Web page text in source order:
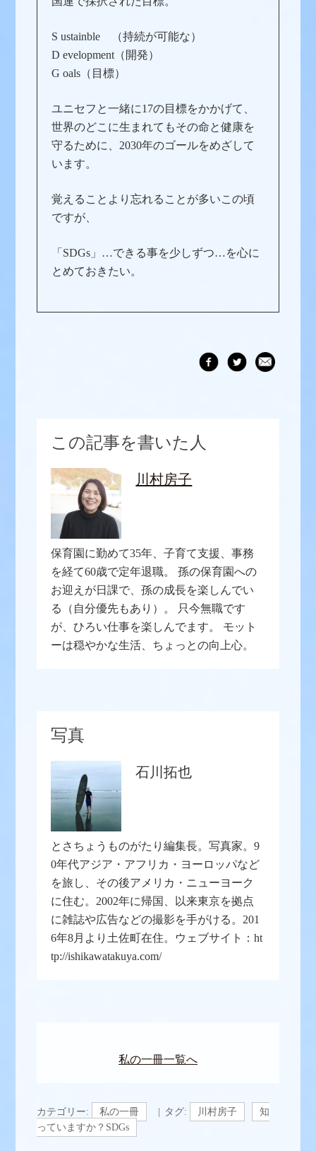
S ustainble （持続が可能な）
D evelopment（開発）
G oals（目標）
ユニセフと一緒に17の目標をかかげて、
世界のどこに生まれてもその命と健康を
守るために、2030年のゴールをめざして
います。
覚えることより忘れることが多いこの頃
ですが、
「SDGs」…できる事を少しずつ…を心に
とめておきたい。
この記事を書いた人
川村房子
保育園に勤めて35年、子育て支援、事務
を経て60歳で定年退職。 孫の保育園への
お迎えが日課で、孫の成長を楽しんでい
る（自分優先もあり）。 只今無職です
が、ひろい仕事を楽しんでます。 モット
ーは穏やかな生活、ちょっとの向上心。
写真
石川拓也
とさちょうものがたり編集長。写真家。9
0年代アジア・アフリカ・ヨーロッパなど
を旅し、その後アメリカ・ニューヨーク
に住む。2002年に帰国、以来東京を拠点
に雑誌や広告などの撮影を手がける。201
6年8月より土佐町在住。ウェブサイト：ht
tp://ishikawatakuya.com/
私の一冊一覧へ
カテゴリー: 私の一冊 タグ: 川村房子
知
っていますか？SDGs